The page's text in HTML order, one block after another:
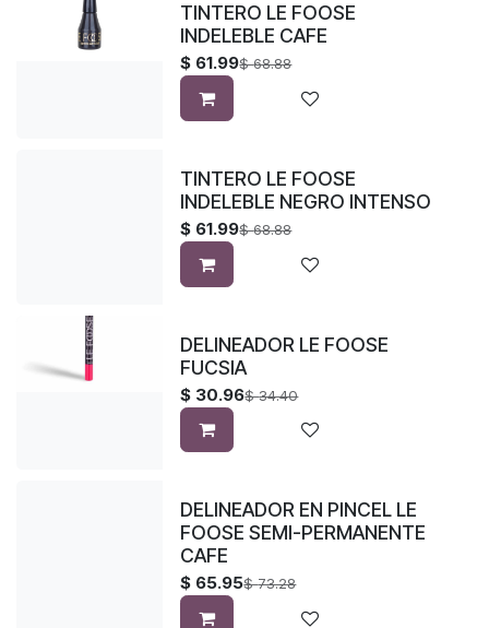
TINTERO LE FOOSE
INDELEBLE CAFE
$ 61.99$68.88
TINTERO LE FOOSE
INDELEBLE NEGRO INTENSO
$ 61.99$68.88
DELINEADOR LE FOOSE
FUCSIA
$ 30.96$34.40
DELINEADOR EN PINCEL LE
FOOSE SEMI-PERMANENTE
CAFE
$ 65.95$73.28